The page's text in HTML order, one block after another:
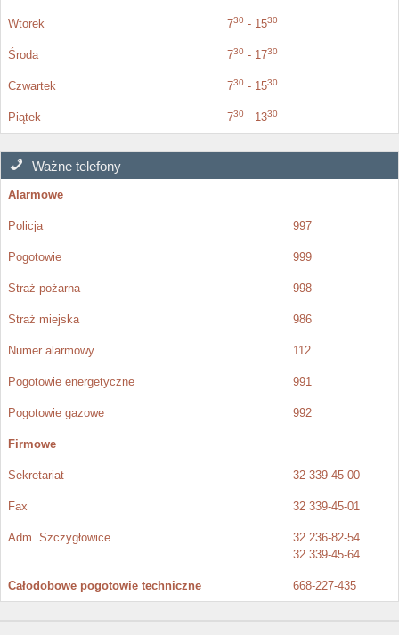
Wtorek 730 - 1530
Środa 730 - 1730
Czwartek 730 - 1530
Piątek 730 - 1330
Ważne telefony
Alarmowe
Policja 997
Pogotowie 999
Straż pożarna 998
Straż miejska 986
Numer alarmowy 112
Pogotowie energetyczne 991
Pogotowie gazowe 992
Firmowe
Sekretariat 32 339-45-00
Fax 32 339-45-01
Adm. Szczygłowice
32 236-82-54
32 339-45-64
Całodobowe pogotowie techniczne 668-227-435